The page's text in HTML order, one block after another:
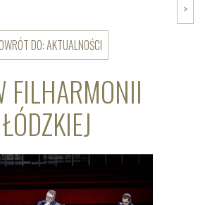
FILHARMONII
ŁÓDZKIEJ
>
DO: AKTUALNOŚCI